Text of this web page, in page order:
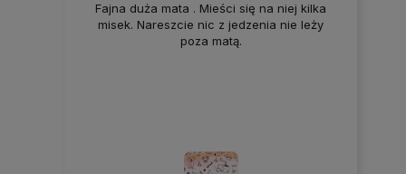
Fajna duża mata . Mieści się na niej kilka
misek. Nareszcie nic z jedzenia nie leży
poza matą.